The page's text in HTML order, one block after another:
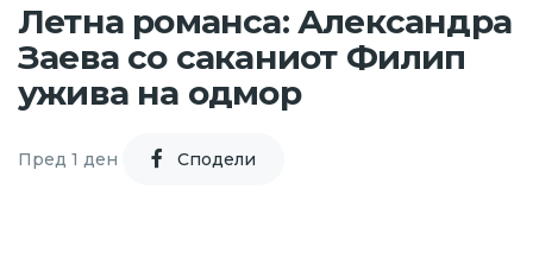
Летна романса: Александра
Заева со саканиот Филип
ужива на одмор
Пред 1 ден Cподели